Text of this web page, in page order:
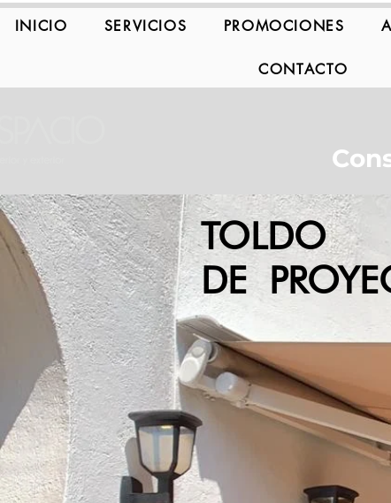
INICIO SERVICIOS PROMOCIONES
CONTACTO
TOLDO
DE